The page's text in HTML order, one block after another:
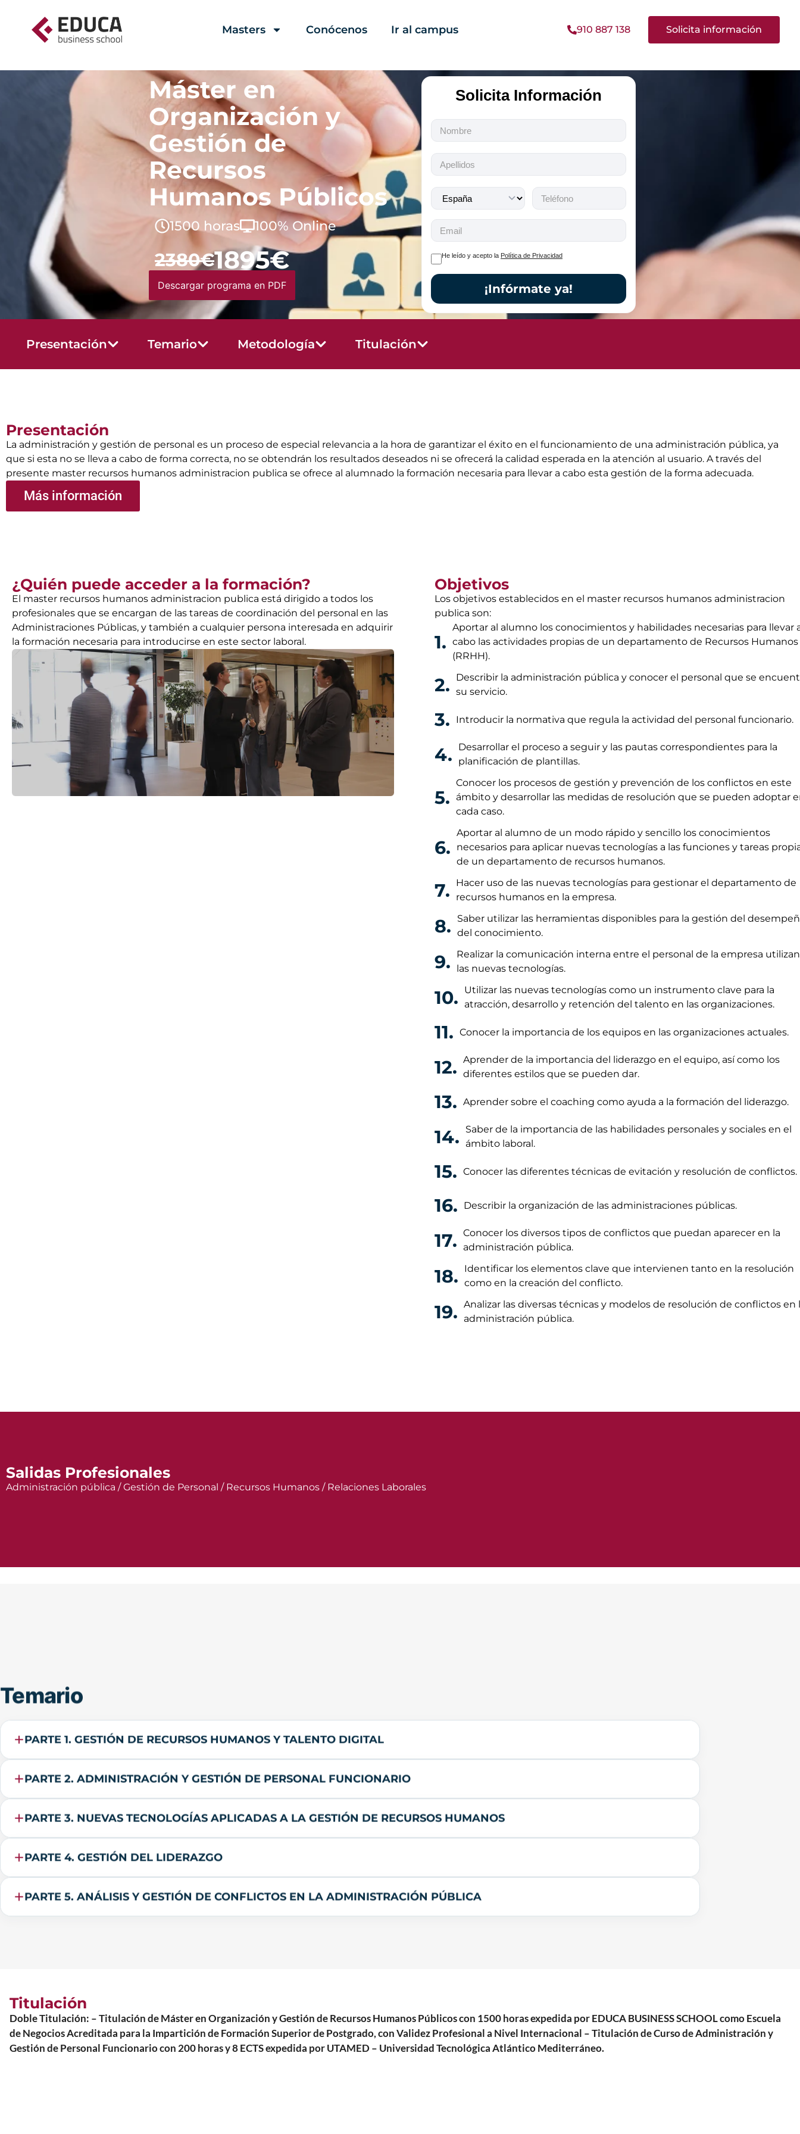
Masters Conócenos Ir al campus Solicita información
910 887 138
Máster en
Organización y
Gestión de
Recursos
Humanos Públicos
1500 horas 100% Online
2380€1895€
Descargar programa en PDF
Solicita Información
Todos
los
son
obligatorios.
He leído y acepto la Política de Privacidad
¡Infórmate ya!
Presentación Temario Metodología Titulación
Presentación
La administración y gestión de personal es un proceso de especial relevancia a la hora de garantizar el éxito en el funcionamiento de una administración pública, ya
que si esta no se lleva a cabo de forma correcta, no se obtendrán los resultados deseados ni se ofrecerá la calidad esperada en la atención al usuario. A través del
presente master recursos humanos administracion publica se ofrece al alumnado la formación necesaria para llevar a cabo esta gestión de la forma adecuada.
Más información
¿Quién puede acceder a la formación?
El master recursos humanos administracion publica está dirigido a todos los
profesionales que se encargan de las tareas de coordinación del personal en las
Administraciones Públicas, y también a cualquier persona interesada en adquirir
la formación necesaria para introducirse en este sector laboral.
Objetivos
Los objetivos establecidos en el master recursos humanos administracion
publica son:
1.
Aportar al alumno los conocimientos y habilidades necesarias para llevar
cabo las actividades propias de un departamento de Recursos Humanos
(RRHH).
2.
Describir la administración pública y conocer el personal que se
su servicio.
3. Introducir la normativa que regula la actividad del personal funcionario.
4.
Desarrollar el proceso a seguir y las pautas correspondientes para la
planificación de plantillas.
5.
Conocer los procesos de gestión y prevención de los conflictos en este
ámbito y desarrollar las medidas de resolución que se pueden adoptar
cada caso.
6.
Aportar al alumno de un modo rápido y sencillo los conocimientos
necesarios para aplicar nuevas tecnologías a las funciones y tareas
de un departamento de recursos humanos.
7.
Hacer uso de las nuevas tecnologías para gestionar el departamento de
recursos humanos en la empresa.
8.
Saber utilizar las herramientas disponibles para la gestión del
del conocimiento.
9.
Realizar la comunicación interna entre el personal de la empresa
las nuevas tecnologías.
10.
Utilizar las nuevas tecnologías como un instrumento clave para la
atracción, desarrollo y retención del talento en las organizaciones.
11. Conocer la importancia de los equipos en las organizaciones actuales.
12. Aprender de la importancia del liderazgo en el equipo, así como los
diferentes estilos que se pueden dar.
13. Aprender sobre el coaching como ayuda a la formación del liderazgo.
14.
Saber de la importancia de las habilidades personales y sociales en el
ámbito laboral.
15. Conocer las diferentes técnicas de evitación y resolución de conflictos.
16. Describir la organización de las administraciones públicas.
17. Conocer los diversos tipos de conflictos que puedan aparecer en la
administración pública.
18.
Identificar los elementos clave que intervienen tanto en la resolución
como en la creación del conflicto.
19. Analizar las diversas técnicas y modelos de resolución de conflictos en
administración pública.
Salidas Profesionales
Administración pública / Gestión de Personal / Recursos Humanos / Relaciones Laborales
Temario
PARTE 2. ADMINISTRACIÓN Y GESTIÓN DE PERSONAL FUNCIONARIO
PARTE 3. NUEVAS TECNOLOGÍAS APLICADAS A LA GESTIÓN DE RECURSOS HUMANOS
PARTE 4. GESTIÓN DEL LIDERAZGO
PARTE 5. ANÁLISIS Y GESTIÓN DE CONFLICTOS EN LA ADMINISTRACIÓN PÚBLICA
Titulación
Doble Titulación: – Titulación de Máster en Organización y Gestión de Recursos Humanos Públicos con 1500 horas expedida por EDUCA BUSINESS SCHOOL como Escuela
de Negocios Acreditada para la Impartición de Formación Superior de Postgrado, con Validez Profesional a Nivel Internacional – Titulación de Curso de Administración y
Gestión de Personal Funcionario con 200 horas y 8 ECTS expedida por UTAMED – Universidad Tecnológica Atlántico Mediterráneo.